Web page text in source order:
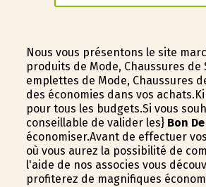
Nous vous présentons le site
produits de Mode, Chaussures
emplettes de Mode, Chaussures
des économies dans vos
pour tous les budgets.Si vous
conseillable de valider les} Bon
économiser.Avant de effectuer
où vous aurez la possibilité de
l'aide de nos associes vous
profiterez de magnifiques